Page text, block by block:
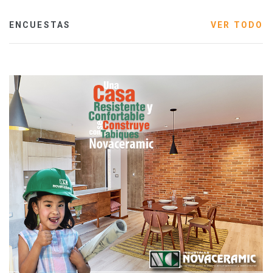
ENCUESTAS VER TODO